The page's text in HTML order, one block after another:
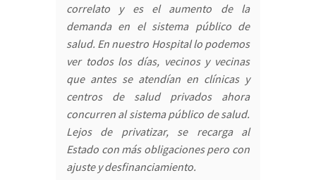
correlato y es el aumento de la
demanda en el sistema público de
salud. En nuestro Hospital lo podemos
ver todos los días, vecinos y vecinas
que antes se atendían en clínicas y
centros de salud privados ahora
concurren al sistema público de salud.
Lejos de privatizar, se recarga al
Estado con más obligaciones pero con
ajuste y desfinanciamiento.